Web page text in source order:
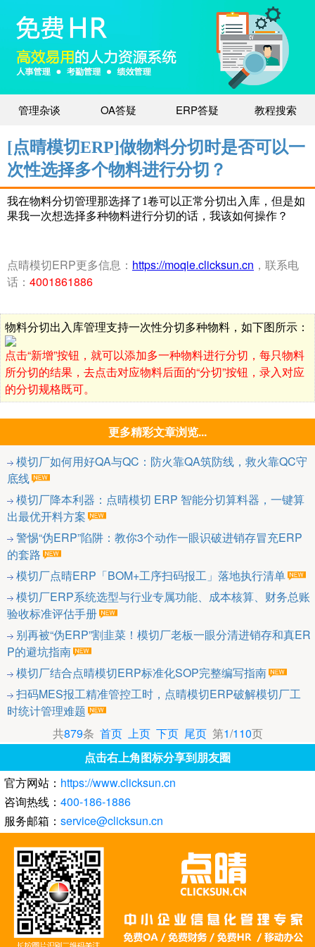
管理杂谈 OA答疑 ERP答疑 教程搜索
[点晴模切ERP]做物料分切时是否可以一
次性选择多个物料进行分切？
我在物料分切管理那选择了1卷可以正常分切出入库，但是如
果我一次想选择多种物料进行分切的话 ，我该如何操作？
点晴模切ERP更多信息： https://moqie.clicksun.cn ，联系电
话： 4001861886
物料分切出入库管理支持一次性分切多种物料，如下图所示：
点击“新增”按钮，就可以添加多一种物料进行分切，每只物料
所分切的结果，去点击对应物料后面的“分切”按钮，录入对应
的分切规格既可。
更多精彩文章浏览...
模切厂如何用好QA与QC：防火靠QA筑防线，救火靠QC守
底线
模切厂降本利器：点晴模切 ERP 智能分切算料器，一键算
出最优开料方案
警惕“伪ERP”陷阱：教你3个动作一眼识破进销存冒充ERP
的套路
模切厂点晴ERP「BOM+工序扫码报工」落地执行清单
模切厂ERP系统选型与行业专属功能、成本核算、财务总账
验收标准评估手册
别再被“伪ERP”割韭菜！模切厂老板一眼分清进销存和真ER
P的避坑指南
模切厂结合点晴模切ERP标准化SOP完整编写指南
扫码MES报工精准管控工时，点晴模切ERP破解模切厂工
时统计管理难题
共879条 首页 上页 下页 尾页第1/110页
点击右上角图标分享到朋友圈
官方网站： https://www.clicksun.cn
咨询热线： 400-186-1886
服务邮箱： service@clicksun.cn